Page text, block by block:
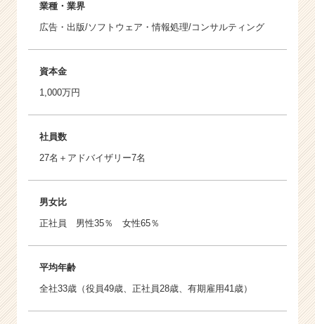
業種・業界
広告・出版/ソフトウェア・情報処理/コンサルティング
資本金
1,000万円
社員数
27名＋アドバイザリー7名
男女比
正社員 男性35％ 女性65％
平均年齢
全社33歳（役員49歳、正社員28歳、有期雇用41歳）